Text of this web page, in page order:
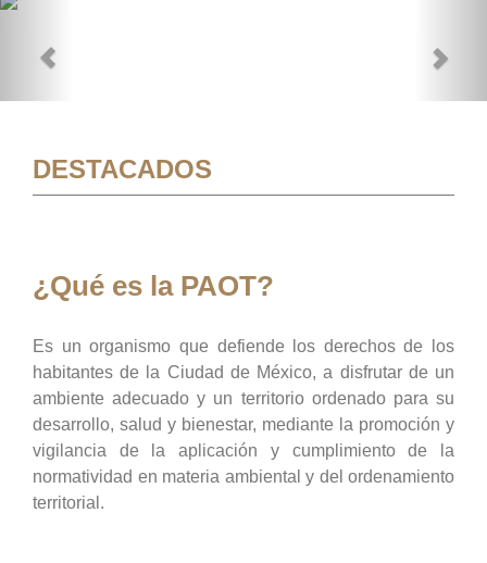
DESTACADOS
¿Qué es la PAOT?
Es un organismo que defiende los derechos de los
habitantes de la Ciudad de México, a disfrutar de un
ambiente adecuado y un territorio ordenado para su
desarrollo, salud y bienestar, mediante la promoción y
vigilancia de la aplicación y cumplimiento de la
normatividad en materia ambiental y del ordenamiento
territorial.